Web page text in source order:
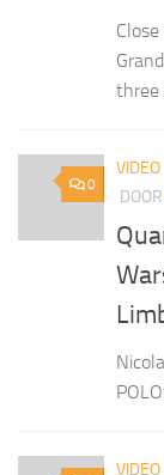
three
0
VIDEO
DOOR
VIDEO